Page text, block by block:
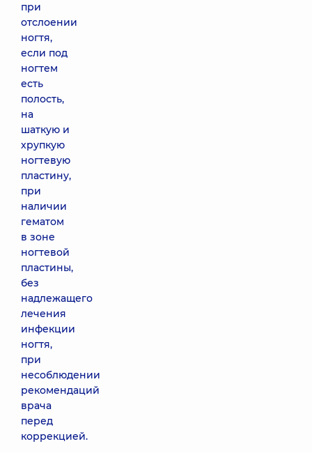
при
отслоении
ногтя,
если под
ногтем
есть
полость,
на
шаткую и
хрупкую
ногтевую
пластину,
при
наличии
гематом
в зоне
ногтевой
пластины,
без
надлежащего
лечения
инфекции
ногтя,
при
несоблюдении
рекомендаций
врача
перед
коррекцией.